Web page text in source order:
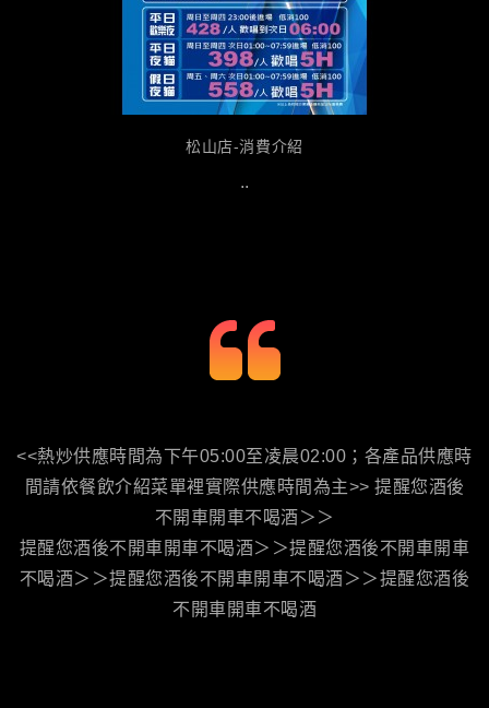
松山店-消費介紹
..
<<熱炒供應時間為下午05:00至凌晨02:00；各產品供應時
間請依餐飲介紹菜單裡實際供應時間為主>> 提醒您酒後
不開車開車不喝酒＞＞
提醒您酒後不開車開車不喝酒＞＞提醒您酒後不開車開車
不喝酒＞＞提醒您酒後不開車開車不喝酒＞＞提醒您酒後
不開車開車不喝酒